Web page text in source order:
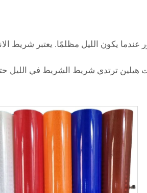
يكون الليل مظلمًا. يعتبر شريط
هيلين ترتدي شريط الشريط في الليل